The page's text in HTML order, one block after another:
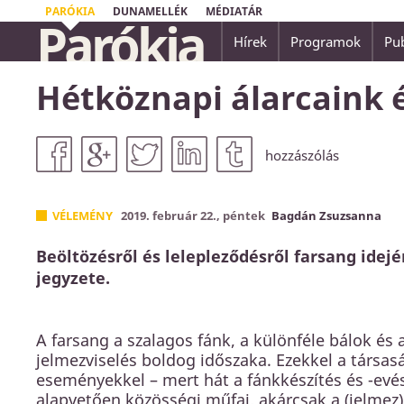
PARÓKIA DUNAMELLÉK MÉDIATÁR
Mert irgalmas leszek gonoszságaikkal
emlékezem meg többé.
Zsidók 8,12
Parókia Hírek Programok
Hétköznapi álarcaink
hozzászólás
VÉLEMÉNY 2019. február 22., péntek Bagdán Zsuzsanna
Beöltözésről és lelepleződésről farsang
jegyzete.
A farsang a szalagos fánk, a különféle bálok és
jelmezviselés boldog időszaka. Ezekkel a
eseményekkel – mert hát a fánkkészítés és -
alapvetően közösségi műfaj, akárcsak a